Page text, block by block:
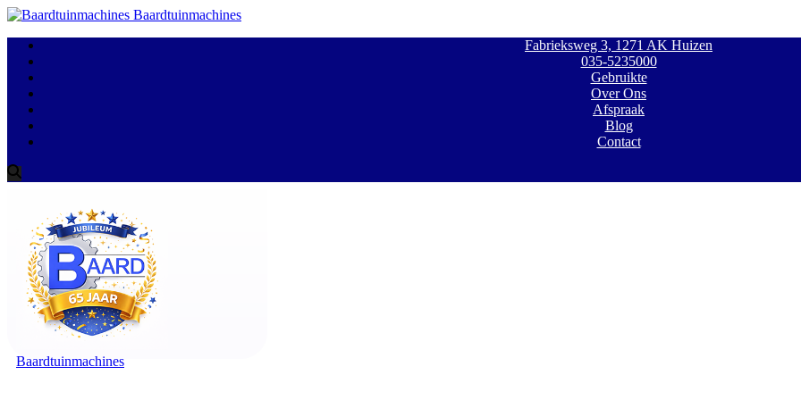
Baardtuinmachines
Fabrieksweg 3, 1271 AK Huizen
035-5235000
Gebruikte
Over Ons
Afspraak
Blog
Contact
Baardtuinmachines